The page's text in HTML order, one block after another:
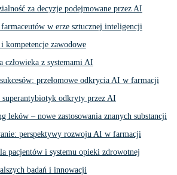
za decyzje podejmowane przez AI
farmaceutów w erze sztucznej inteligencji
kompetencje zawodowe
człowieka z systemami AI
przełomowe odkrycia AI w farmacji
odkryty przez AI
leków – nowe zastosowania znanych substancji
perspektywy rozwoju AI w farmacji
pacjentów i systemu opieki zdrowotnej
badań i innowacji